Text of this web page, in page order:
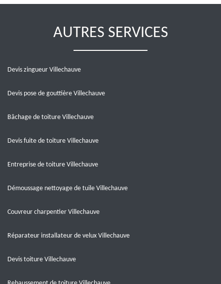
AUTRES SERVICES
Devis zingueur Villechauve
Devis pose de gouttière Villechauve
Bâchage de toiture Villechauve
Devis fuite de toiture Villechauve
Entreprise de toiture Villechauve
Démoussage nettoyage de tuile Villechauve
Couvreur charpentier Villechauve
Réparateur installateur de velux Villechauve
Devis toiture Villechauve